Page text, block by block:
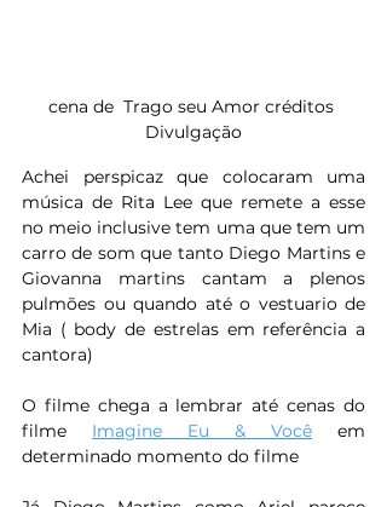
cena de  Trago seu Amor créditos
Divulgação
Achei perspicaz que colocaram uma
música de Rita Lee que remete a esse
no meio inclusive tem uma que tem um
carro de som que tanto Diego Martins e
Giovanna martins cantam a plenos
pulmões ou quando até o vestuario de
Mia ( body de estrelas em referência a
cantora)
O filme chega a lembrar até cenas do
filme Imagine Eu & Você em
determinado momento do filme